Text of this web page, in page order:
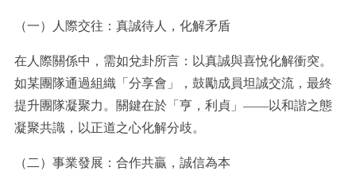
（一）人際交往：真誠待人，化解矛盾
在人際關係中，需如兌卦所言：以真誠與喜悅化解衝突。
如某團隊通過組織「分享會」，鼓勵成員坦誠交流，最終
提升團隊凝聚力。關鍵在於「亨，利貞」——以和諧之態
凝聚共識，以正道之心化解分歧。
（二）事業發展：合作共贏，誠信為本